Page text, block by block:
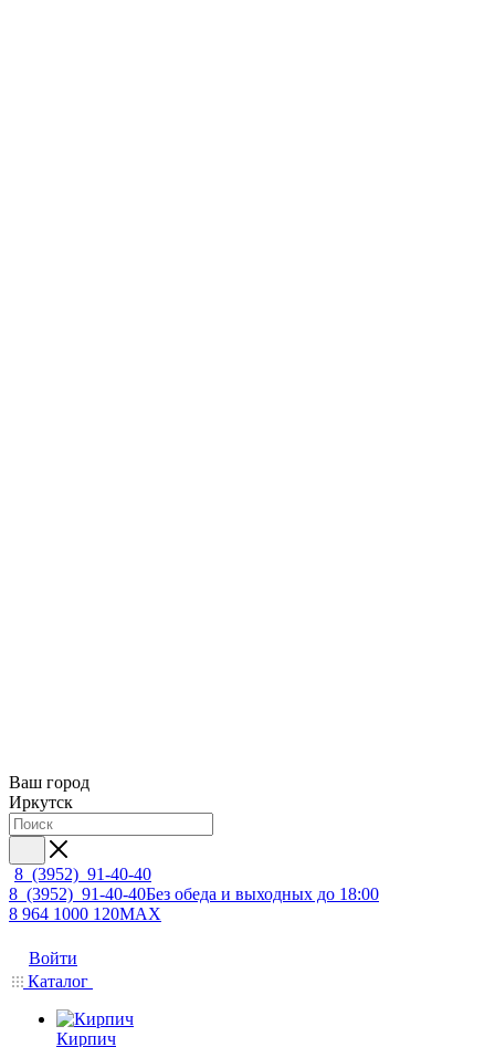
Ваш город
Иркутск
8 (3952) 91-40-40
8 (3952) 91-40-40Без обеда и выходных до 18:00
8 964 1000 120MAX
Войти
Каталог
Кирпич